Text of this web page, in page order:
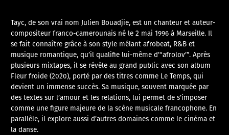
Tayc, de son vrai nom Julien Bouadjie, est un chanteur et auteur-
compositeur franco-camerounais né le 2 mai 1996 à Marseille. Il
se fait connaître grâce à son style mêlant afrobeat, R&B et
musique romantique, qu’il qualifie lui-même d’“afrolov’”. Après
plusieurs mixtapes, il se révèle au grand public avec son album
Fleur froide (2020), porté par des titres comme Le Temps, qui
devient un immense succès. Sa musique, souvent marquée par
des textes sur l’amour et les relations, lui permet de s’imposer
comme une figure majeure de la scène musicale francophone. En
parallèle, il explore aussi d’autres domaines comme le cinéma et
la danse.